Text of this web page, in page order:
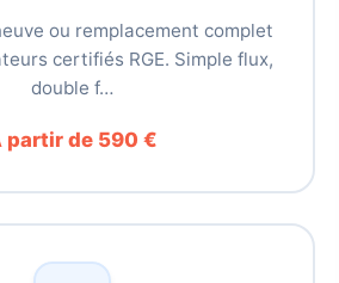
ou remplacement complet
certifiés RGE. Simple flux,
double f…
partir de 590 €